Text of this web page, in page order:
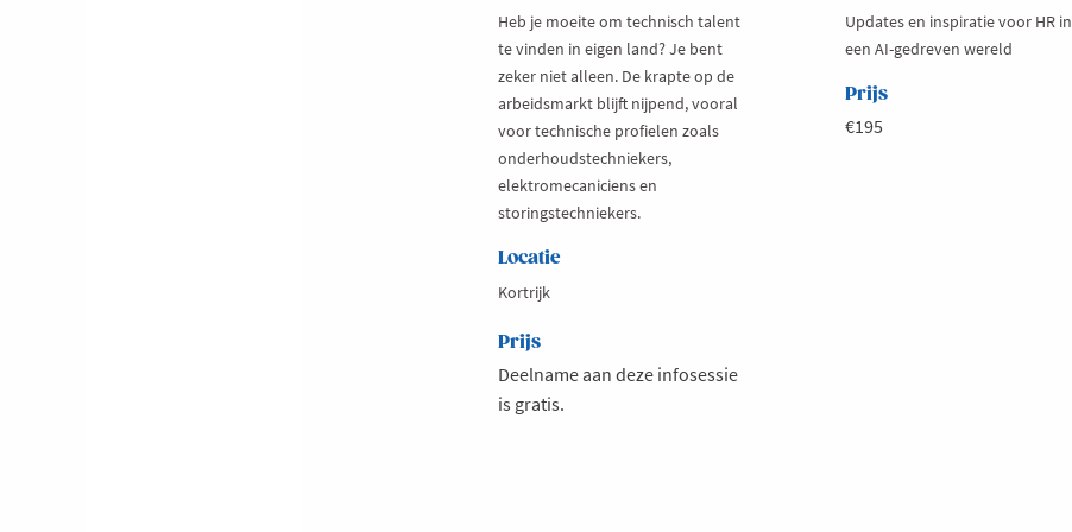
Heb je moeite om technisch talent
te vinden in eigen land? Je bent
zeker niet alleen. De krapte op de
arbeidsmarkt blijft nijpend, vooral
voor technische profielen zoals
onderhoudstechniekers,
elektromecaniciens en
storingstechniekers.
Locatie
Kortrijk
Prijs
Deelname aan deze infosessie
is gratis.
Updates en inspiratie voor HR in
een AI-gedreven wereld
Prijs
€195